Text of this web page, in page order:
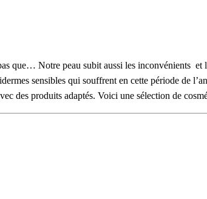
que… Notre peau subit aussi les inconvénients et
sensibles qui souffrent en cette période de
des produits adaptés. Voici une sélection de